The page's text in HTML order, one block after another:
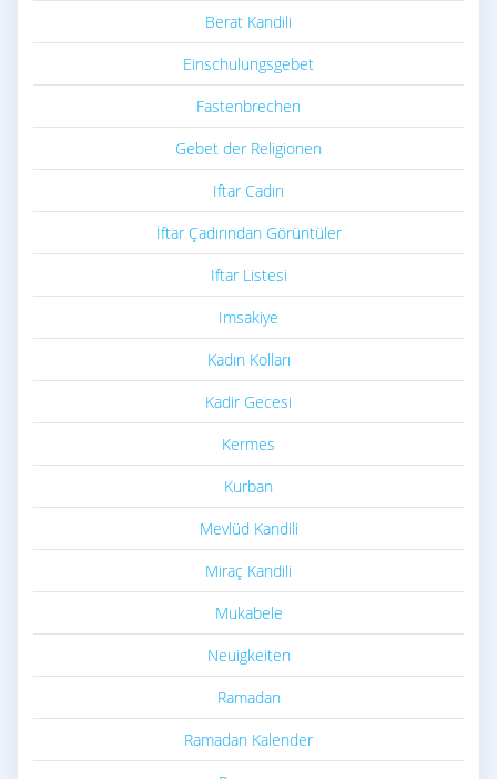
Berat Kandili
Einschulungsgebet
Fastenbrechen
Gebet der Religionen
Iftar Cadırı
İftar Çadırından Görüntüler
Iftar Listesi
Imsakiye
Kadın Kolları
Kadir Gecesi
Kermes
Kurban
Mevlüd Kandili
Miraç Kandili
Mukabele
Neuigkeiten
Ramadan
Ramadan Kalender